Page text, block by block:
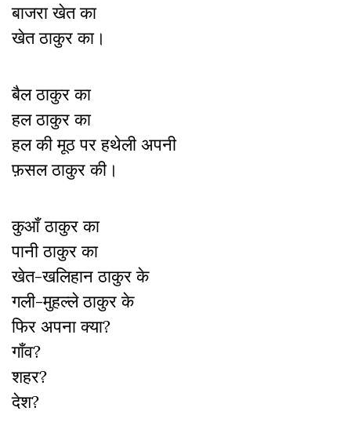
बाजरा खेत का
खेत ठाकुर का।
बैल ठाकुर का
हल ठाकुर का
हल की मूठ पर हथेली अपनी
फ़सल ठाकुर की।
कुआँ ठाकुर का
पानी ठाकुर का
खेत-खलिहान ठाकुर के
गली-मुहल्‍ले ठाकुर के
फिर अपना क्‍या?
गाँव?
शहर?
देश?